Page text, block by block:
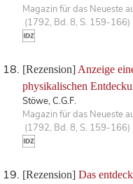
Magazin für das Neueste
(1792, Bd. 8, S. 159-166)
[Rezension] Anzeige
physikalischen
Stöwe, C.G.F.
Magazin für das Neueste
(1792, Bd. 8, S. 159-166)
[Rezension] Das